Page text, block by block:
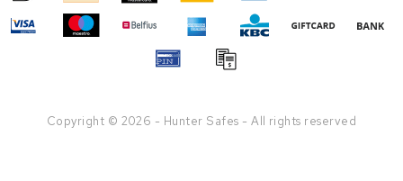
Copyright © 2026 - Hunter Safes - All rights reserved